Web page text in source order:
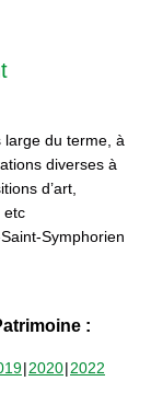
large du terme, à
diverses à
d’art,
etc
Symphorien
:
2020 2022